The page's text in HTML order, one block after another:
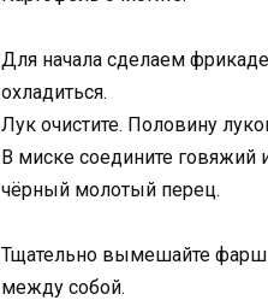
Для начала сделаем
охладиться.
Лук очистите. Половину
В миске соедините говяжий
чёрный молотый перец.
Тщательно вымешайте фарш
между собой.